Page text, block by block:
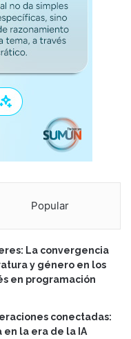
Popular
La convergencia
y género en los
en programación
conectadas:
en la era de la IA